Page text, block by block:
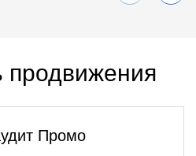
продвижения
Промо